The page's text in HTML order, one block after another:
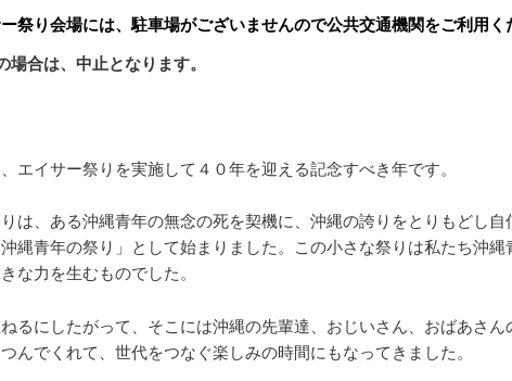
祭り会場には、駐車場がございませんので公共交通機関をご利用く
場合は、中止となります。
エイサー祭りを実施して４０年を迎える記念すべき年です。
は、ある沖縄青年の無念の死を契機に、沖縄の誇りをとりもどし自
縄青年の祭り」として始まりました。この小さな祭りは私たち沖縄
な力を生むものでした。
るにしたがって、そこには沖縄の先輩達、おじいさん、おばあさん
んでくれて、世代をつなぐ楽しみの時間にもなってきました。